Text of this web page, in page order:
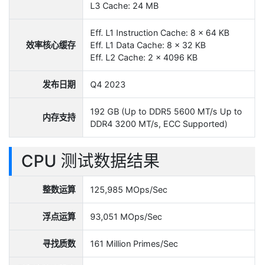
L3 Cache: 24 MB
效率核心缓存
Eff. L1 Instruction Cache: 8 x 64 KB
Eff. L1 Data Cache: 8 x 32 KB
Eff. L2 Cache: 2 x 4096 KB
发布日期 Q4 2023
内存支持
192 GB (Up to DDR5 5600 MT/s Up to
DDR4 3200 MT/s, ECC Supported)
CPU 测试数据结果
整数运算 125,985 MOps/Sec
浮点运算 93,051 MOps/Sec
寻找质数 161 Million Primes/Sec